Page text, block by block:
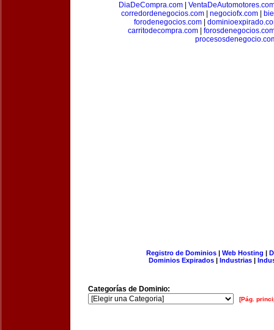
DiaDeCompra.com|
corredordenegocios.com
negociofx.com
forodenegocios.com|
carritodecompra.com|
Registro de Dominios| Web Hosting |
Dominios Expirados | Industrias |
Categorías de Dominio:
[Pág.